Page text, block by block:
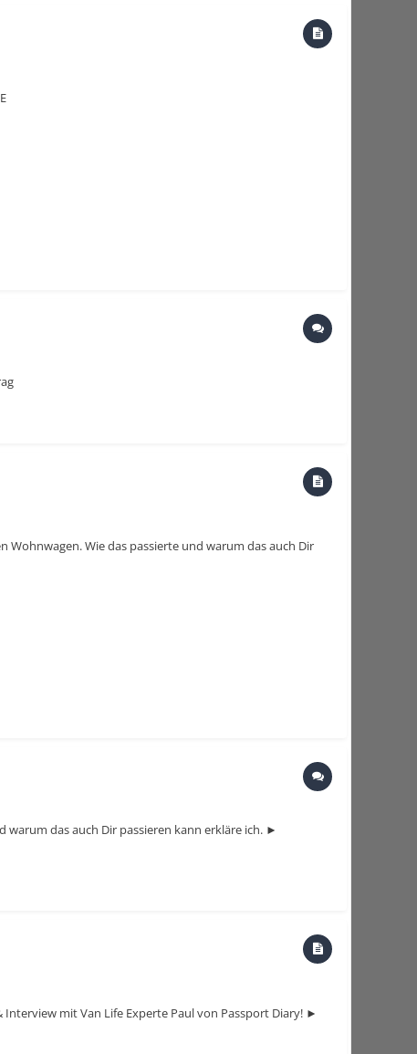
Wie das passierte und warum das auch Dir
das auch Dir passieren kann erkläre ich. ►
Interview mit Van Life Experte Paul von Passport Diary! ►